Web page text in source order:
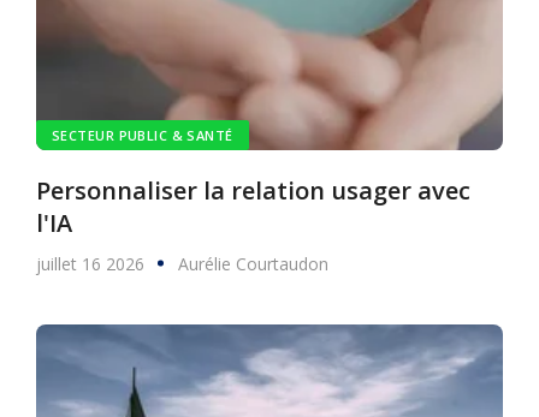
SECTEUR PUBLIC & SANTÉ
Personnaliser la relation usager avec
l'IA
juillet 16 2026 Aurélie Courtaudon